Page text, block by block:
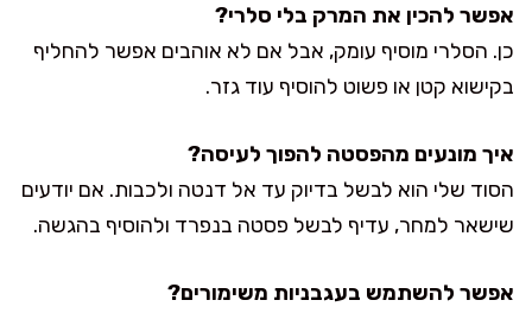
אפשר להכין את המרק בלי סלרי?
כן. הסלרי מוסיף עומק, אבל אם לא אוהבים אפשר להחליף
בקישוא קטן או פשוט להוסיף עוד גזר.
איך מונעים מהפסטה להפוך לעיסה?
הסוד שלי הוא לבשל בדיוק עד אל דנטה ולכבות. אם יודעים
שישאר למחר, עדיף לבשל פסטה בנפרד ולהוסיף בהגשה.
אפשר להשתמש בעגבניות משימורים?